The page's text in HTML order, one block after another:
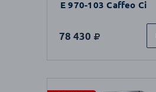
E 970-103 Caffeo Ci
78 430